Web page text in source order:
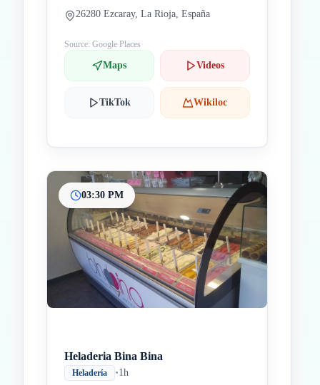
26280 Ezcaray, La Rioja, España
Source: Google Places
Maps Videos
TikTok Wikiloc
03:30 PM
Heladeria Bina Bina
Heladería •1h